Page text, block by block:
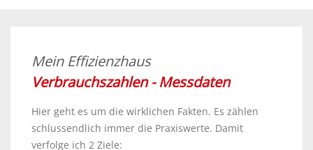
Mein Effizienzhaus
Verbrauchszahlen - Messdaten
Hier geht es um die wirklichen Fakten. Es zählen
schlussendlich immer die Praxiswerte. Damit
verfolge ich 2 Ziele: